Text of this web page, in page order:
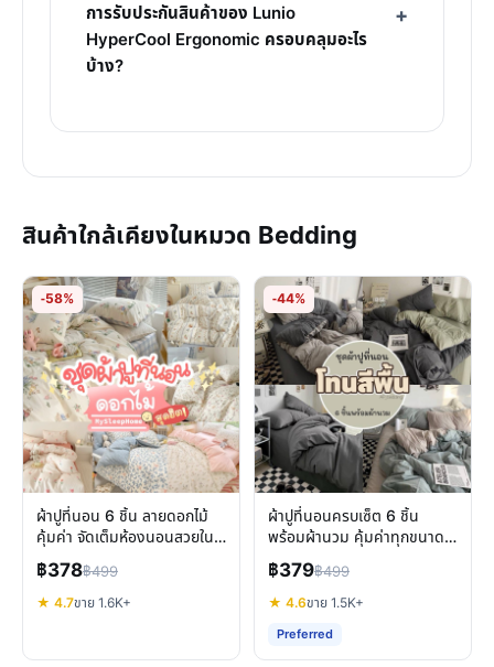
การรับประกันสินค้าของ Lunio
HyperCool Ergonomic ครอบคลุมอะไร
บ้าง?
สินค้าใกล้เคียงในหมวด Bedding
-58%
ผ้าปูที่นอน 6 ชิ้น ลายดอกไม้
คุ้มค่า จัดเต็มห้องนอนสวยใน
งบประหยัด
฿378฿499
★ 4.7ขาย 1.6K+
-44%
ผ้าปูที่นอนครบเซ็ต 6 ชิ้น
พร้อมผ้านวม คุ้มค่าทุกขนาด
นอนสบาย
฿379฿499
★ 4.6ขาย 1.5K+
Preferred